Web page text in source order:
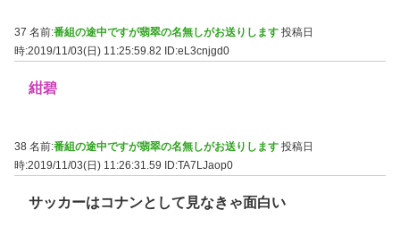
37 名前:番組の途中ですが翡翠の名無しがお送りします 投稿日
時:2019/11/03(日) 11:25:59.82 ID:eL3cnjgd0
紺碧
38 名前:番組の途中ですが翡翠の名無しがお送りします 投稿日
時:2019/11/03(日) 11:26:31.59
ID:TA7LJaop0
サッカーはコナンとして見なきゃ面白い